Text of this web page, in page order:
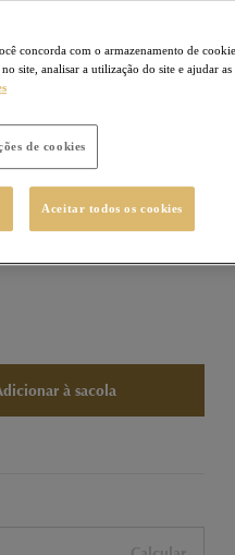
ao Leite 350g
à sacola
concorda com o armazenamento de
site, analisar a utilização do site e ajudar as
de cookies
Aceitar todos os cookies